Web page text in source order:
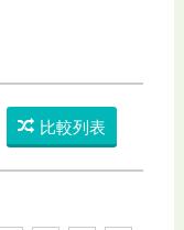
比較列表